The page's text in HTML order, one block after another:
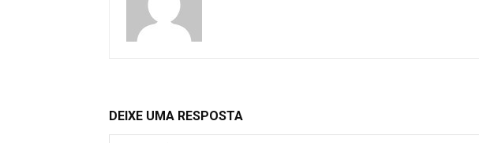
DEIXE UMA RESPOSTA